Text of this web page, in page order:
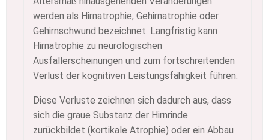
werden als Hirnatrophie, Gehirnatrophie oder
Gehirnschwund bezeichnet. Langfristig kann
Hirnatrophie zu neurologischen
Ausfallerscheinungen und zum fortschreitenden
Verlust der kognitiven Leistungsfähigkeit führen.
Diese Verluste zeichnen sich dadurch aus, dass
sich die graue Substanz der Hirnrinde
zurückbildet (kortikale Atrophie) oder ein Abbau